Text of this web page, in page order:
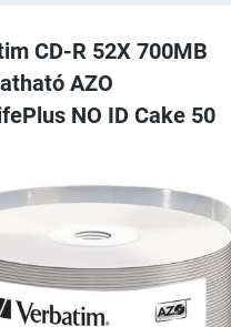
CD-R 52X 700MB
AZO
NO ID Cake 50